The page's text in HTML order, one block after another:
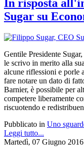
In risposta
Sugar su
Gentile Presidente Sugar,
le scrivo in merito alla
alcune riflessioni e porle
fare notare un dato di
Barnier, è possibile per
competere liberamente
riscuotendo e
Pubblicato in Uno
Leggi tutto...
Martedì, 07 Giugno